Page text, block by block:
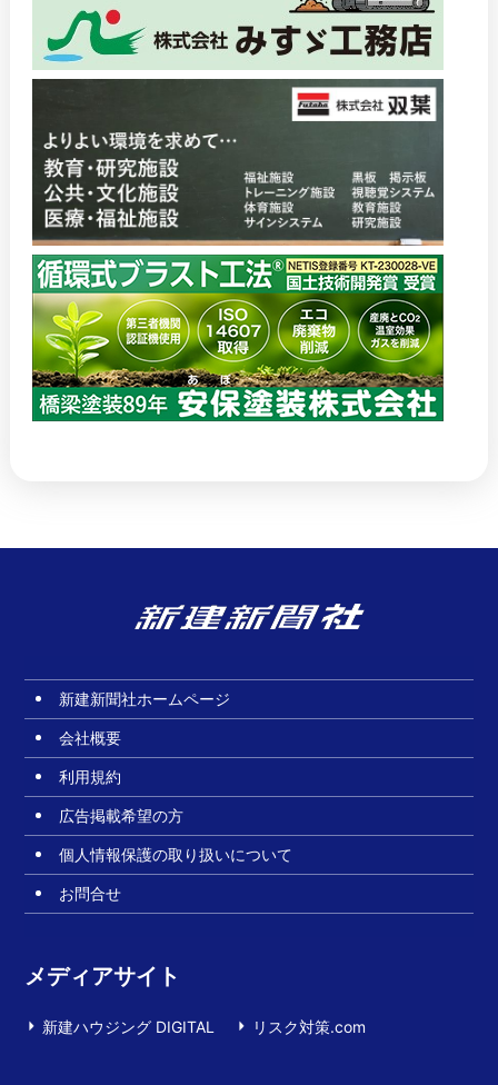
新建新聞社ホームページ
会社概要
利用規約
広告掲載希望の方
個人情報保護の取り扱いについて
お問合せ
メディアサイト
新建ハウジング DIGITAL リスク対策.com